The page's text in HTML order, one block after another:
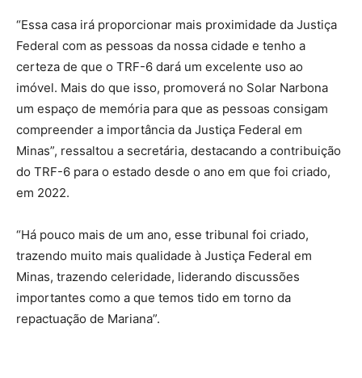
“Essa casa irá proporcionar mais proximidade da Justiça
Federal com as pessoas da nossa cidade e tenho a
certeza de que o TRF-6 dará um excelente uso ao
imóvel. Mais do que isso, promoverá no Solar Narbona
um espaço de memória para que as pessoas consigam
compreender a importância da Justiça Federal em
Minas”, ressaltou a secretária, destacando a contribuição
do TRF-6 para o estado desde o ano em que foi criado,
em 2022.
“Há pouco mais de um ano, esse tribunal foi criado,
trazendo muito mais qualidade à Justiça Federal em
Minas, trazendo celeridade, liderando discussões
importantes como a que temos tido em torno da
repactuação de Mariana”.